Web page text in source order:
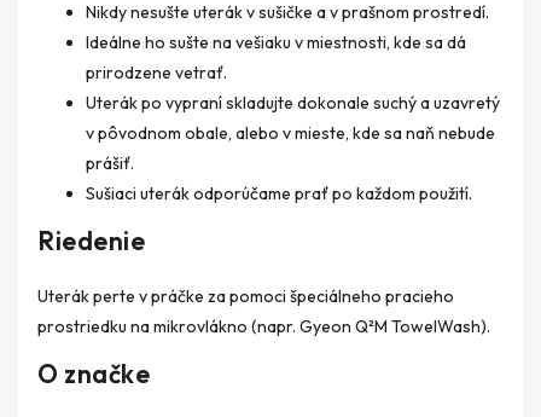
Nikdy nesušte uterák v sušičke a v prašnom prostredí.
Ideálne ho sušte na vešiaku v miestnosti, kde sa dá
prirodzene vetrať.
Uterák po vypraní skladujte dokonale suchý a uzavretý
v pôvodnom obale, alebo v mieste, kde sa naň nebude
prášiť.
Sušiaci uterák odporúčame prať po každom použití.
Riedenie
Uterák perte v práčke za pomoci špeciálneho pracieho
prostriedku na mikrovlákno (napr. Gyeon Q²M TowelWash).
O značke